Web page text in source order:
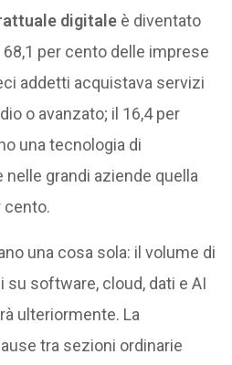
digitale è diventato
per cento delle imprese
addetti acquistava servizi
o avanzato; il 16,4 per
una tecnologia di
grandi aziende quella
cento.
una cosa sola: il volume di
software, cloud, dati e AI
ulteriormente. La
tra sezioni ordinarie